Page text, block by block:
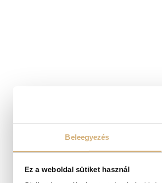
Beleegyezés
Ez a weboldal sütiket használ